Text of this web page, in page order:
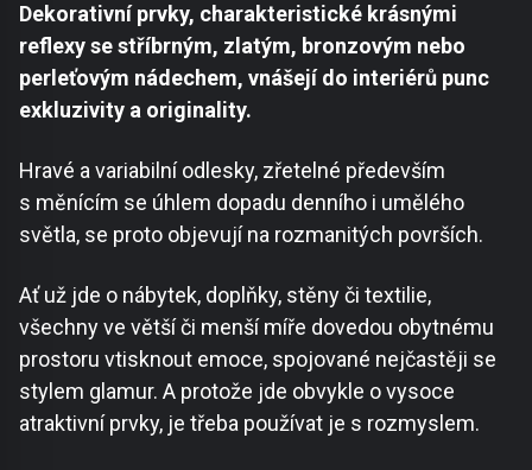
Dekorativní prvky, charakteristické krásnými
reflexy se stříbrným, zlatým, bronzovým nebo
perleťovým nádechem, vnášejí do interiérů punc
exkluzivity a originality.
Hravé a variabilní odlesky, zřetelné především
s měnícím se úhlem dopadu denního i umělého
světla, se proto objevují na rozmanitých površích.
Ať už jde o nábytek, doplňky, stěny či textilie,
všechny ve větší či menší míře dovedou obytnému
prostoru vtisknout emoce, spojované nejčastěji se
stylem glamur. A protože jde obvykle o vysoce
atraktivní prvky, je třeba používat je s rozmyslem.